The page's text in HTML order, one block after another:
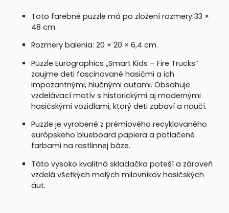
Toto farebné puzzle má po zložení rozmery 33 ×
48 cm.
Rozmery balenia: 20 × 20 × 6,4 cm.
Puzzle Eurographics „Smart Kids – Fire Trucks“
zaujme deti fascinované hasičmi a ich
impozantnými, hlučnými autami. Obsahuje
vzdelávací motív s historickými aj modernými
hasičskými vozidlami, ktorý deti zabaví a naučí.
Puzzle je vyrobené z prémiového recyklovaného
európskeho blueboard papiera a potlačené
farbami na rastlinnej báze.
Táto vysoko kvalitná skladačka poteší a zároveň
vzdelá všetkých malých milovníkov hasičských
áut.